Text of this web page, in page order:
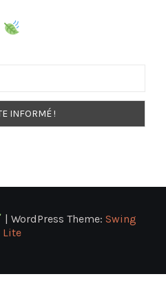
| WordPress Theme: Swing
Lite